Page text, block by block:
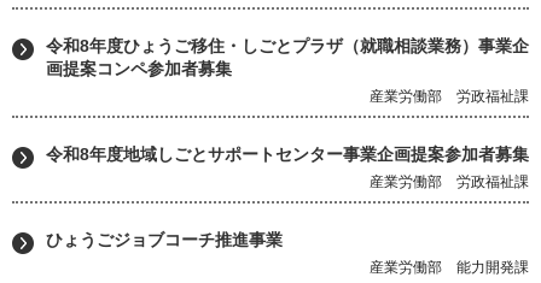
令和8年度ひょうご移住・しごとプラザ（就職相談業務）事業企
画提案コンペ参加者募集
産業労働部 労政福祉課
令和8年度地域しごとサポートセンター事業企画提案参加者募集
産業労働部 労政福祉課
ひょうごジョブコーチ推進事業
産業労働部 能力開発課